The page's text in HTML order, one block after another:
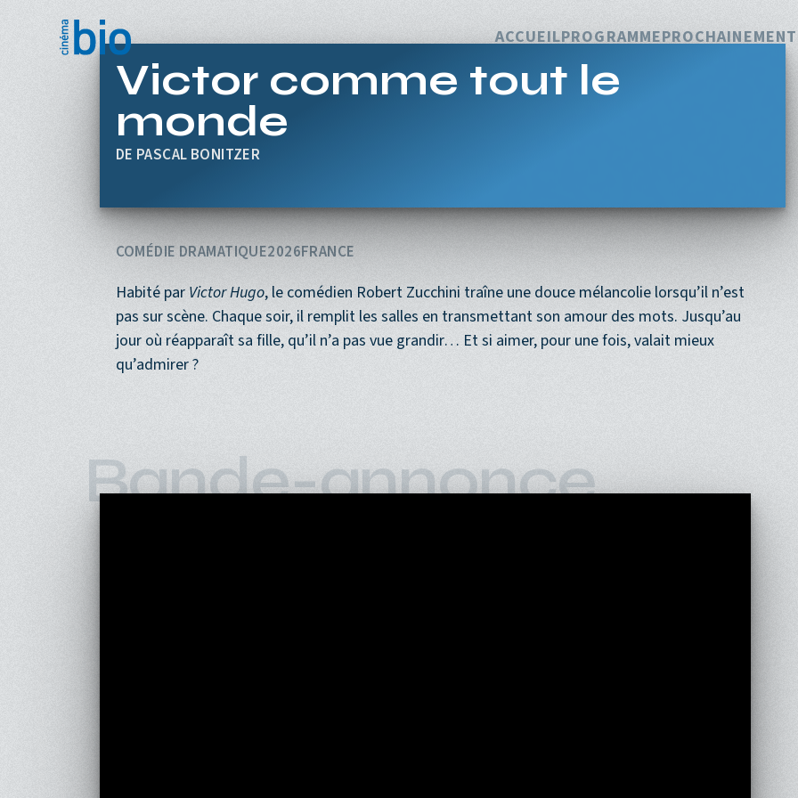
Navigation
ACCUEILPROGRAMMEPROCHAINEMENT
Victor comme tout le
monde
PASCAL BONITZER
COMÉDIE DRAMATIQUE2026FRANCE
Habité par Victor Hugo, le comédien Robert Zucchini traîne une douce mélancolie lorsqu’il n’est
pas sur scène. Chaque soir, il remplit les salles en transmettant son amour des mots. Jusqu’au
jour où réapparaît sa fille, qu’il n’a pas vue grandir… Et si aimer, pour une fois, valait mieux
qu’admirer ?
Bande-annonce